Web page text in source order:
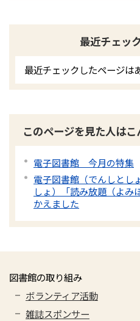
最近チェッ
最近チェックしたページは
このページを見た人は
電子図書館 今月の特集
電子図書館（でんしとし
しょ）「読み放題（よみ
かえました
図書館の取り組み
ボランティア活動
雑誌スポンサー